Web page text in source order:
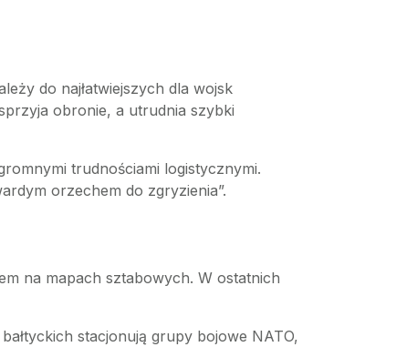
do najłatwiejszych dla wojsk
obronie, a utrudnia szybki
trudnościami logistycznymi.
orzechem do zgryzienia”.
na mapach sztabowych. W ostatnich
stacjonują grupy bojowe NATO,